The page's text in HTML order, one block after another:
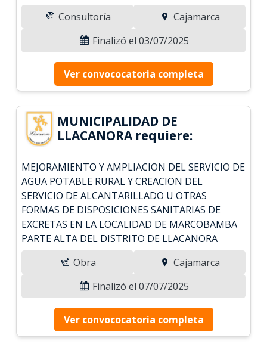
Consultoría
Cajamarca
Finalizó el 03/07/2025
Ver convococatoria completa
MUNICIPALIDAD DE
LLACANORA requiere:
MEJORAMIENTO Y AMPLIACION DEL SERVICIO DE
AGUA POTABLE RURAL Y CREACION DEL
SERVICIO DE ALCANTARILLADO U OTRAS
FORMAS DE DISPOSICIONES SANITARIAS DE
EXCRETAS EN LA LOCALIDAD DE MARCOBAMBA
PARTE ALTA DEL DISTRITO DE LLACANORA
Obra
Cajamarca
Finalizó el 07/07/2025
Ver convococatoria completa